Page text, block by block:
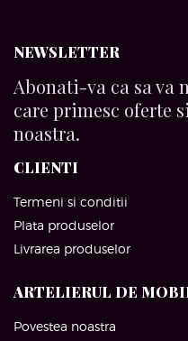
NEWSLETTER
Abonati-va ca sa
care primesc oferte
noastra.
CLIENTI
Termeni si conditii
Plata produselor
Livrarea produselor
ARTELIERUL DE
Povestea noastra